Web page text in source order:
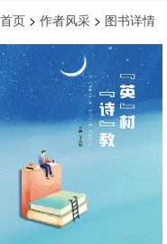
首页 > 作者风采 > 图书详情